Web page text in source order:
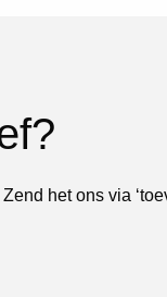
het ons via